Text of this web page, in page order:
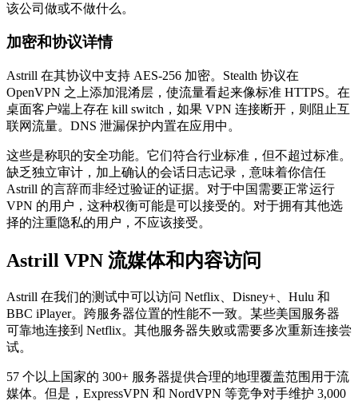
该公司做或不做什么。
加密和协议详情
Astrill 在其协议中支持 AES-256 加密。Stealth 协议在
OpenVPN 之上添加混淆层，使流量看起来像标准 HTTPS。在
桌面客户端上存在 kill switch，如果 VPN 连接断开，则阻止互
联网流量。DNS 泄漏保护内置在应用中。
这些是称职的安全功能。它们符合行业标准，但不超过标准。
缺乏独立审计，加上确认的会话日志记录，意味着你信任
Astrill 的言辞而非经过验证的证据。对于中国需要正常运行
VPN 的用户，这种权衡可能是可以接受的。对于拥有其他选
择的注重隐私的用户，不应该接受。
Astrill VPN 流媒体和内容访问
Astrill 在我们的测试中可以访问 Netflix、Disney+、Hulu 和
BBC iPlayer。跨服务器位置的性能不一致。某些美国服务器
可靠地连接到 Netflix。其他服务器失败或需要多次重新连接尝
试。
57 个以上国家的 300+ 服务器提供合理的地理覆盖范围用于流
媒体。但是，ExpressVPN 和 NordVPN 等竞争对手维护 3,000